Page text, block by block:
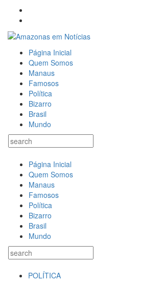
Página Inicial
Quem Somos
Manaus
Famosos
Política
Bizarro
Brasil
Mundo
Página Inicial
Quem Somos
Manaus
Famosos
Política
Bizarro
Brasil
Mundo
POLÍTICA